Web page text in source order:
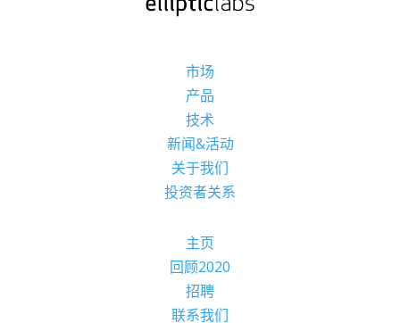
市场
产品
技术
新闻&活动
关于我们
投资者关系
主页
回顾2020
招聘
联系我们